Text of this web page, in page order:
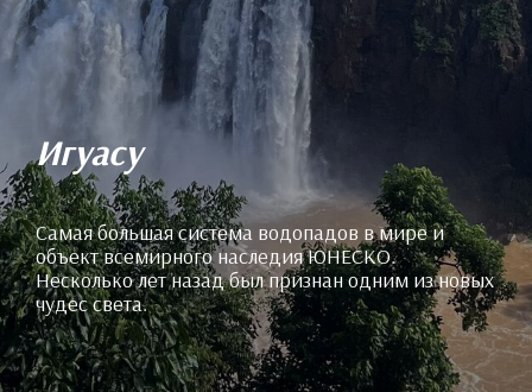
Игуасу
Самая большая система водопадов в мире и
объект всемирного наследия ЮНЕСКО.
Несколько лет назад был признан одним из новых
чудес света.